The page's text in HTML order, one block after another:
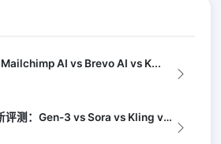
AI vs Brevo AI vs K...
AI视频生成2026最新评测：Gen-3 vs Sora vs Kling vs...